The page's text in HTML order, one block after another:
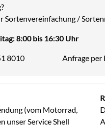
Sortenvereinfachung /
8:00 bis 16:30 Uhr
8010 Anfrage per
(vom Motorrad,
unser Service Shell